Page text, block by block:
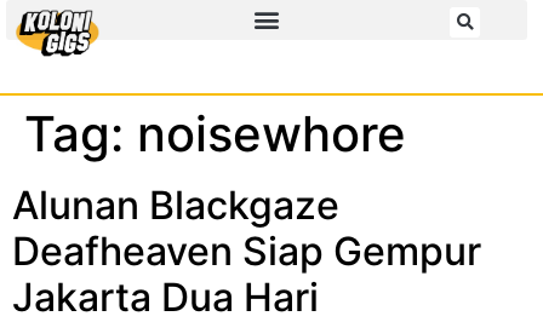
Tag: noisewhore
Alunan Blackgaze
Deafheaven Siap Gempur
Jakarta Dua Hari